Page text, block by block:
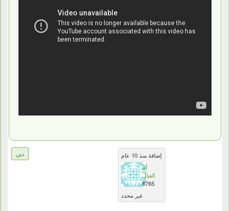
دين
إضافة منذ 10 عام
أم
العيال
6765
غير محدد